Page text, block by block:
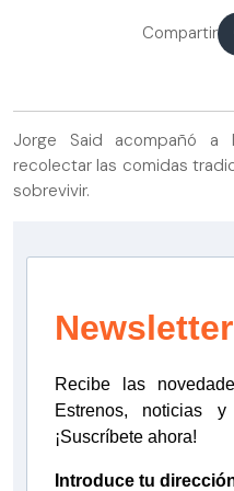
Compartir
Jorge Said acompañó
recolectar las comidas
sobrevivir.
Recibe las
Estrenos, noticias
¡Suscríbete ahora!
Introduce tu